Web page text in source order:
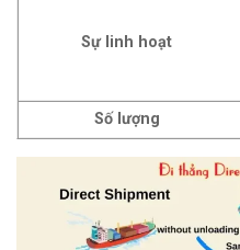
Sự linh hoạt
Số lượng